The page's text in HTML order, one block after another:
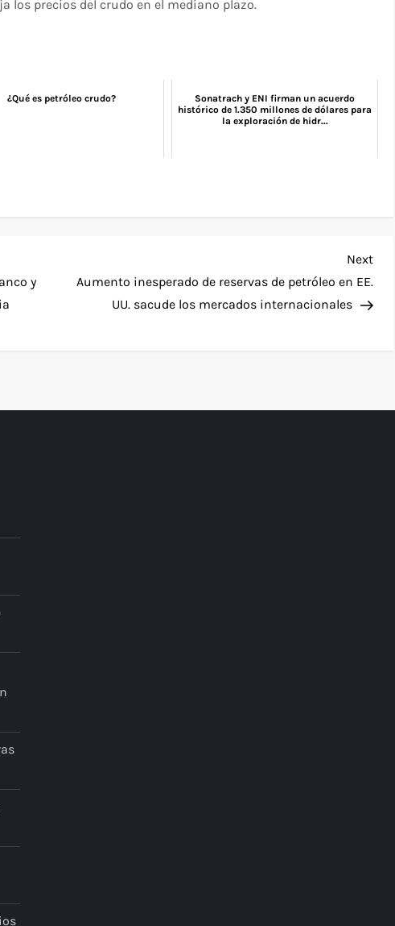
los precios del crudo en el mediano plazo.
¿Qué es petróleo crudo?
Sonatrach y ENI firman un acuerdo
histórico de 1.350 millones de dólares para
la exploración de hidr...
y
Next
Aumento inesperado de reservas de petróleo en EE.
UU. sacude los mercados internacionales